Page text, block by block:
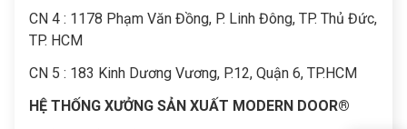
CN 4 : 1178 Phạm Văn Đồng, P. Linh Đông, TP. Thủ Đức,
TP. HCM
CN 5 : 183 Kinh Dương Vương, P.12, Quận 6, TP.HCM
HỆ THỐNG XƯỞNG SẢN XUẤT MODERN DOOR®